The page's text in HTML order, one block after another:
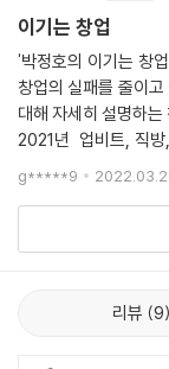
등일 찍힐 수도 있으
처럼 기대에 못 미치
창업 현장에서 저자
든든한 버팀목이 될
이기는 창업
'박정호의 이기는 창업' 은
창업의 실패를 줄이고 성공할 수 있는 방법이 무엇인지에
대해 자세히 설명하는 책이다. 중소벤처
2021년 업비트, 직방, 마켓컬리, 빗썸, 오늘의 집, 당근
마켓, 리디 등. 총 7개사가 국내 유니콘 기업에 새롭게 포
함되면서 2021년 말 기준 비상장기업으로 기업가치 1조
g*****9
리뷰 9